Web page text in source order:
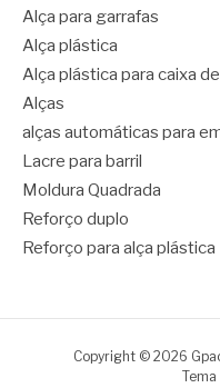
Alça para garrafas
Alça plástica
Alça plástica para caixa
Alças
alças automáticas para
Lacre para barril
Moldura Quadrada
Reforço duplo
Reforço para alça plástica
Copyright © 2026